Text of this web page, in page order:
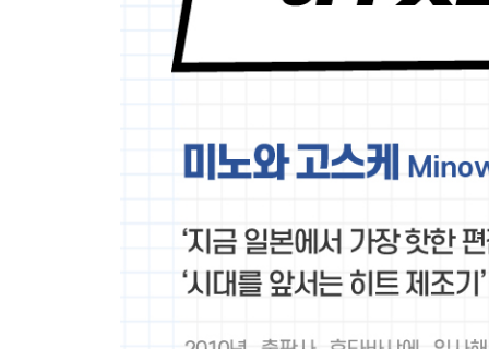
자신의 몸으로 실천하라
업계의 평가는 필요 없다
환영받지 못하는 재능도 사랑하라
나가며 - 바보가 되어 날아올라라!